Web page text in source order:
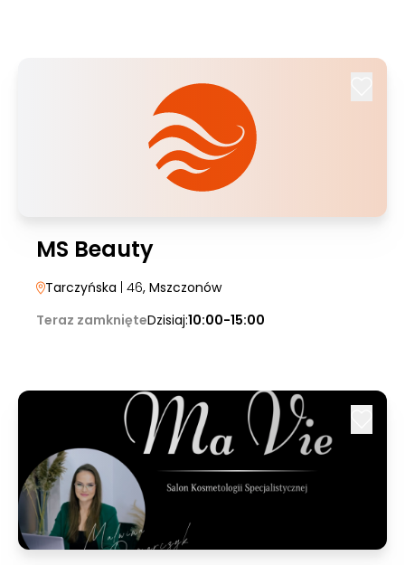
MS Beauty
Tarczyńska | 46, Mszczonów
Teraz zamknięteDzisiaj:10:00-15:00